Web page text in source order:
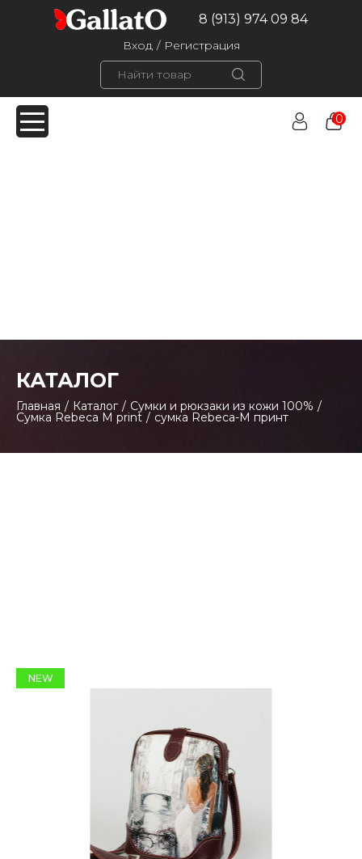
8 (913) 974 09 84
Вход / Регистрация
0
КАТАЛОГ
Главная / Каталог / Сумки и рюкзаки из кожи 100% /
Сумка Rebeca M print / сумка Rebeca-M принт
NEW